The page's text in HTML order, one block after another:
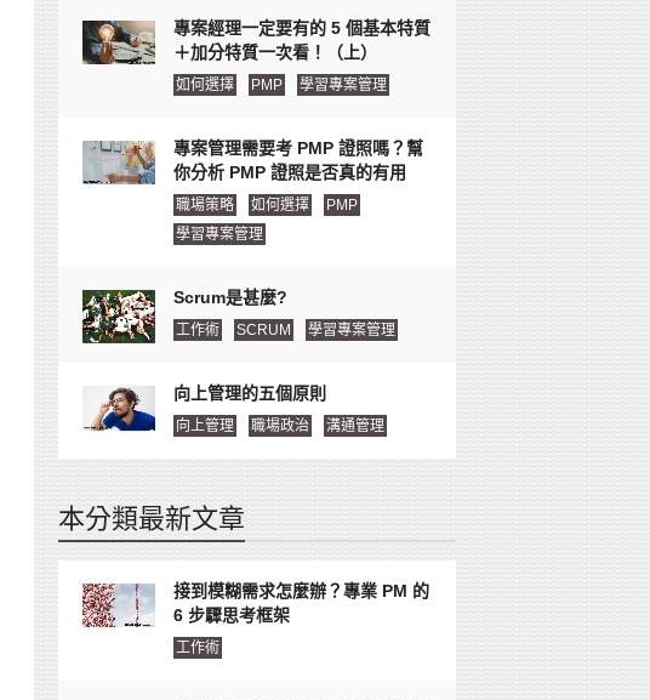
專案經理一定要有的 5 個基本特質
＋加分特質一次看！（上）
如何選擇 PMP 學習專案管理
專案管理需要考 PMP 證照嗎？幫
你分析 PMP 證照是否真的有用
職場策略 如何選擇
PMP
學習專案管理
Scrum是甚麼?
工作術 SCRUM 學習專案管理
向上管理的五個原則
向上管理 職場政治 溝通管理
本分類最新文章
接到模糊需求怎麼辦？專業 PM 的
6 步驟思考框架
工作術